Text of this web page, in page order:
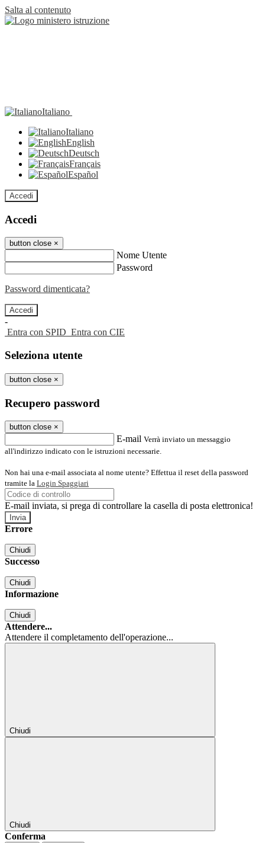
Salta al contenuto
Italiano
Italiano
English
Deutsch
Français
Español
Accedi
Accedi
button close ×
Nome Utente
Password
Password dimenticata?
-
Entra con SPID Entra con CIE
Seleziona utente
button close ×
Recupero password
button close ×
E-mail Verrà inviato un messaggio
all'indirizzo indicato con le istruzioni necessarie.
Non hai una e-mail associata al nome utente? Effettua il reset della password
tramite la Login Spaggiari
E-mail inviata, si prega di controllare la casella di posta elettronica!
Errore
Chiudi
Successo
Chiudi
Informazione
Chiudi
Attendere...
Attendere il completamento dell'operazione...
Chiudi
Chiudi
Conferma